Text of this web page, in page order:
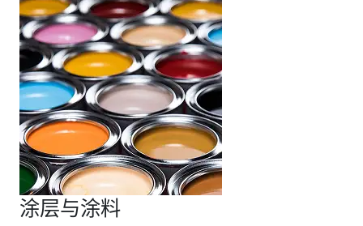
涂层与涂料